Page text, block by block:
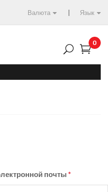
Валюта Язык
0
почты *